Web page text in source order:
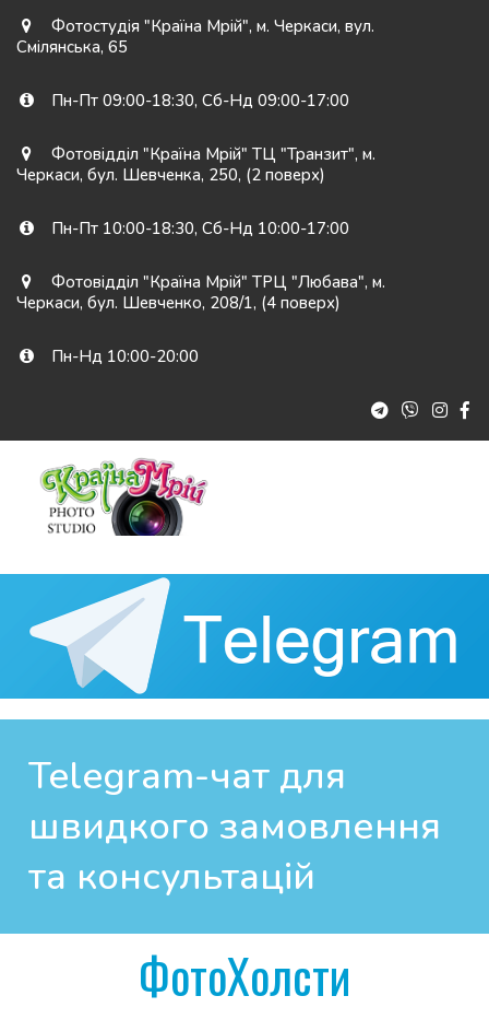
Фотостудія "Країна Мрій", м. Черкаси, вул.
Смілянська, 65
Пн-Пт 09:00-18:30, Сб-Нд 09:00-17:00
Фотовідділ "Країна Мрій" ТЦ "Транзит", м.
Черкаси, бул. Шевченка, 250, (2 поверх)
Пн-Пт 10:00-18:30, Сб-Нд 10:00-17:00
Фотовідділ "Країна Мрій" ТРЦ "Любава", м.
Черкаси, бул. Шевченко, 208/1, (4 поверх)
Пн-Нд 10:00-20:00
Telegram-чат для
швидкого замовлення
та консультацій
ФотоХолсти